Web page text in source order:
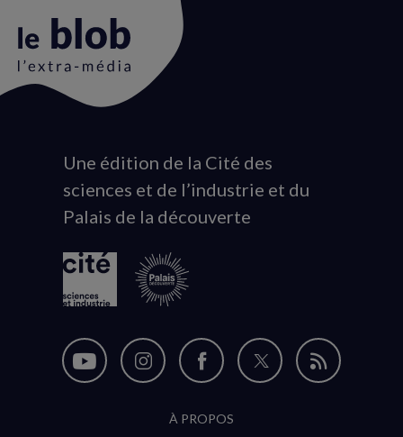
Animation
du
logo
Une édition de la Cité des
sciences et de l’industrie et du
Palais de la découverte
Nous
Nous
Nous
sur
Nous
Flux
À PROPOS